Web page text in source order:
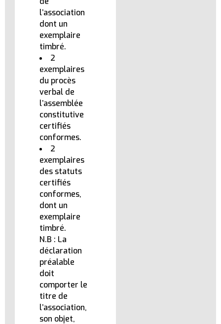
l’association
dont un
exemplaire
timbré.
2
exemplaires
du procès
verbal de
l’assemblée
constitutive
certifiés
conformes.
2
exemplaires
des statuts
certifiés
conformes,
dont un
exemplaire
timbré.
N.B : La
déclaration
préalable
doit
comporter le
titre de
l’association,
son objet,